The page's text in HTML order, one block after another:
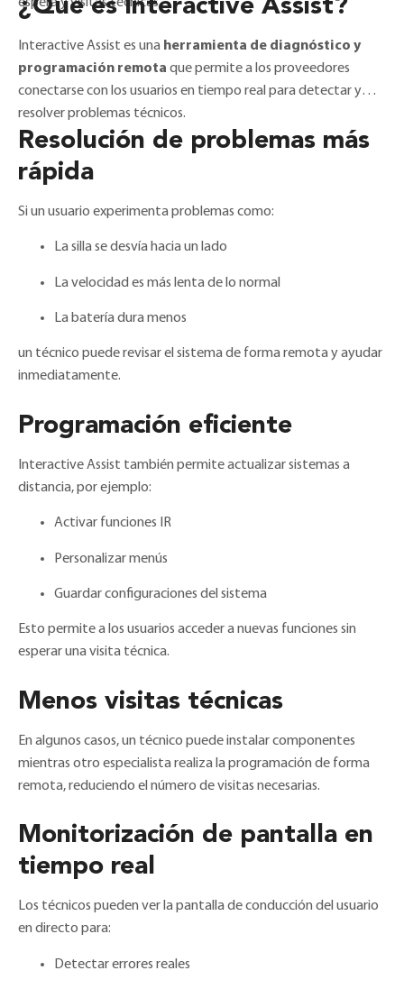
Interactive Assist es una herramienta de diagnóstico y
programación remota que permite a los proveedores
conectarse con los usuarios en tiempo real para detectar y
resolver problemas técnicos.
Resolución de problemas más
rápida
Si un usuario experimenta problemas como:
La silla se desvía hacia un lado
La velocidad es más lenta de lo normal
La batería dura menos
un técnico puede revisar el sistema de forma remota y ayudar
inmediatamente.
Programación eficiente
Interactive Assist también permite actualizar sistemas a
distancia, por ejemplo:
Activar funciones IR
Personalizar menús
Guardar configuraciones del sistema
Esto permite a los usuarios acceder a nuevas funciones sin
esperar una visita técnica.
Menos visitas técnicas
En algunos casos, un técnico puede instalar componentes
mientras otro especialista realiza la programación de forma
remota, reduciendo el número de visitas necesarias.
Monitorización de pantalla en
tiempo real
Los técnicos pueden ver la pantalla de conducción del usuario
en directo para:
Detectar errores reales